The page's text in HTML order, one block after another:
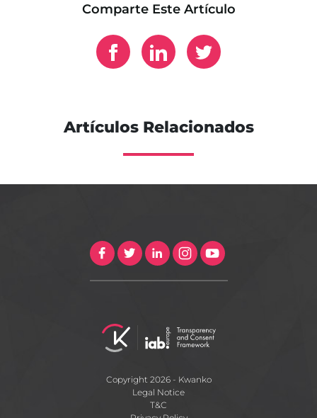
Comparte Este Artículo
Artículos Relacionados
Copyright 2026 - Kwanko
Legal Notice
T&C